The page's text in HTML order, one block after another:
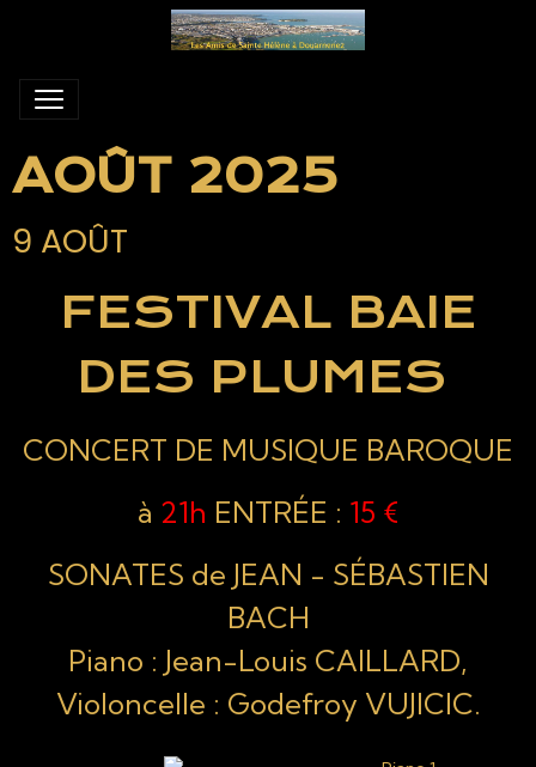
AOÛT 2025
9 AOÛT
FESTIVAL BAIE
DES PLUMES
CONCERT DE MUSIQUE BAROQUE
à 21h ENTRÉE : 15 €
SONATES de JEAN - SÉBASTIEN
BACH
Piano : Jean-Louis CAILLARD,
Violoncelle : Godefroy VUJICIC.